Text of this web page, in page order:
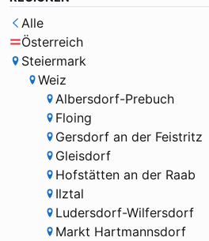
Alle
Österreich
Steiermark
Weiz
Albersdorf-Prebuch
Floing
Gersdorf an der Feistritz
Gleisdorf
Hofstätten an der Raab
Ilztal
Ludersdorf-Wilfersdorf
Markt Hartmannsdorf